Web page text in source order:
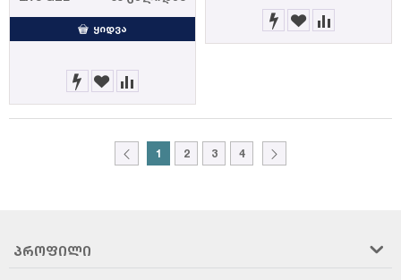
ᲧᲘᲓᲕᲐ
1 2 3 4
ᲞᲠᲝᲤᲘᲚᲘ